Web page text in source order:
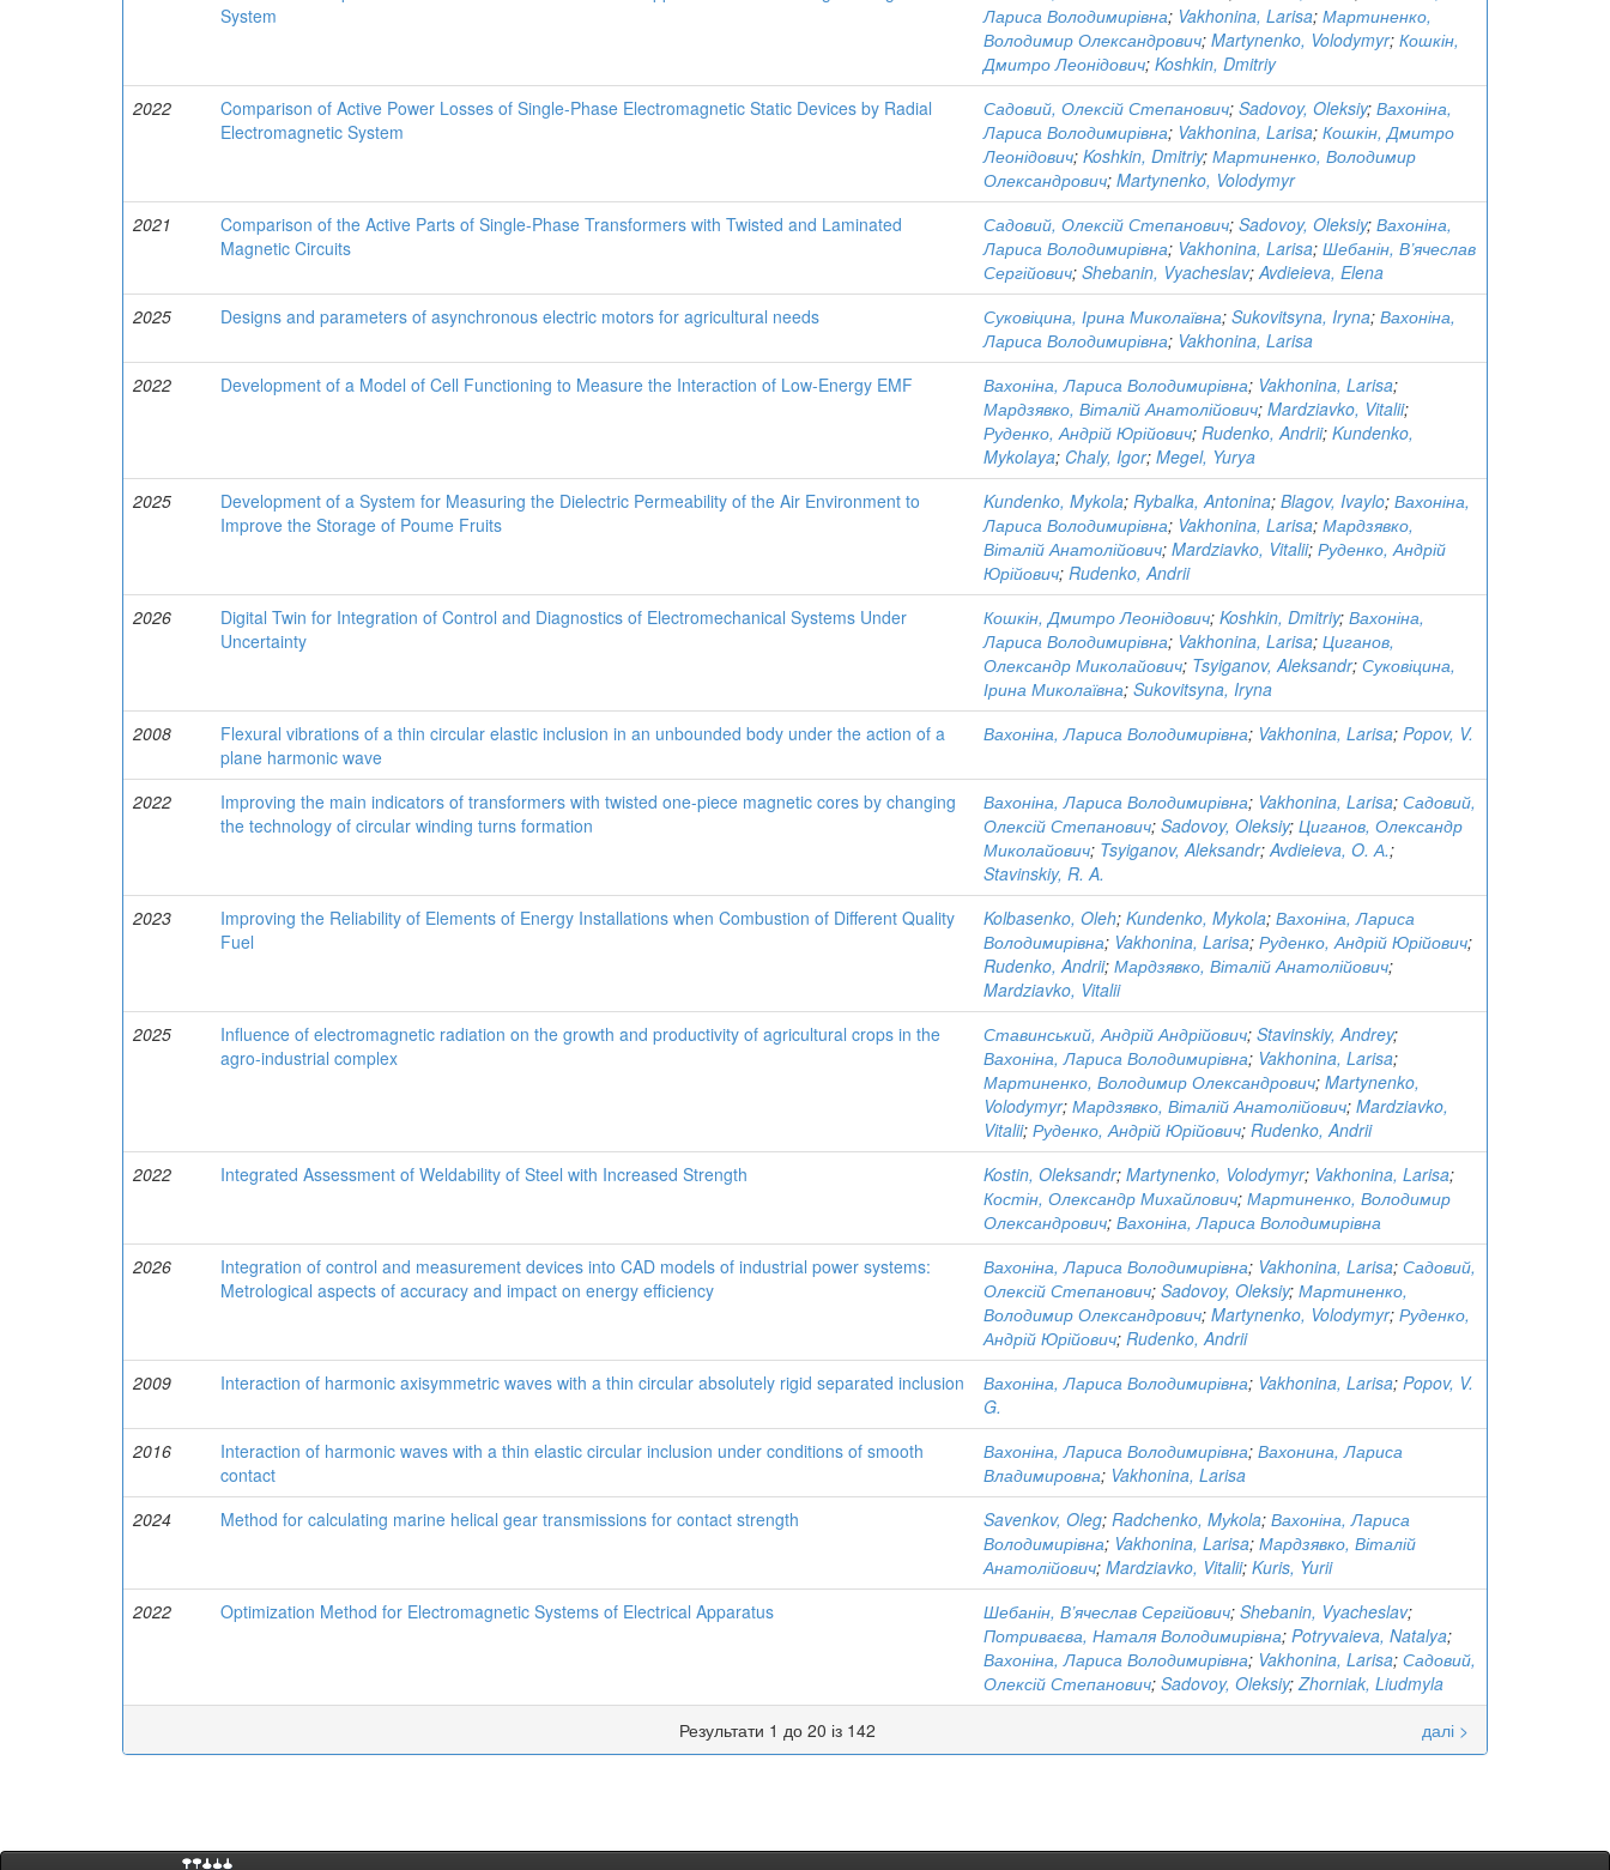
System
Лариса Володимирівна; Vakhonina, Larisa; Мартиненко,
Володимир Олександрович; Martynenko, Volodymyr; Кошкін,
Дмитро Леонідович; Koshkin, Dmitriy
2022
Comparison of Active Power Losses of Single-Phase Electromagnetic Static Devices by Radial
Electromagnetic System
Садовий, Олексій Степанович; Sadovoy, Oleksiy; Вахоніна,
Лариса Володимирівна; Vakhonina, Larisa; Кошкін, Дмитро
Леонідович; Koshkin, Dmitriy; Мартиненко, Володимир
Олександрович; Martynenko, Volodymyr
2021
Comparison of the Active Parts of Single-Phase Transformers with Twisted and Laminated
Magnetic Circuits
Садовий, Олексій Степанович; Sadovoy, Oleksiy; Вахоніна,
Лариса Володимирівна; Vakhonina, Larisa; Шебанін, В’ячеслав
Сергійович; Shebanin, Vyacheslav;Avdieieva, Elena
2025
Designs and parameters of asynchronous electric motors for agricultural needs Суковіцина, Ірина Миколаївна; Sukovitsyna, Iryna; Вахоніна,
Лариса Володимирівна; Vakhonina, Larisa
2022
Development of a Model of Cell Functioning to Measure the Interaction of Low-Energy EMF Вахоніна, Лариса Володимирівна; Vakhonina, Larisa;
Мардзявко, Віталій Анатолійович; Mardziavko, Vitalii;
Руденко, Андрій Юрійович; Rudenko, Andrii; Kundenko,
Mykolaya; Chaly, Igor; Megel, Yurya
2025
Development of a System for Measuring the Dielectric Permeability of the Air Environment to
Improve the Storage of Poume Fruits
Kundenko, Mykola; Rybalka, Antonina; Blagov, Ivaylo; Вахоніна,
Лариса Володимирівна; Vakhonina, Larisa; Мардзявко,
Віталій Анатолійович; Mardziavko, Vitalii; Руденко, Андрій
Юрійович; Rudenko, Andrii
2026
Digital Twin for Integration of Control and Diagnostics of Electromechanical Systems Under
Uncertainty
Кошкін, Дмитро Леонідович; Koshkin, Dmitriy; Вахоніна,
Лариса Володимирівна; Vakhonina, Larisa; Циганов,
Олександр Миколайович; Tsyiganov, Aleksandr; Суковіцина,
Ірина Миколаївна; Sukovitsyna, Iryna
2008
Flexural vibrations of a thin circular elastic inclusion in an unbounded body under the action of a
plane harmonic wave
Вахоніна, Лариса Володимирівна; Vakhonina, Larisa; Popov, V.
2022
Improving the main indicators of transformers with twisted one-piece magnetic cores by changing
the technology of circular winding turns formation
Вахоніна, Лариса Володимирівна; Vakhonina, Larisa; Садовий,
Олексій Степанович; Sadovoy, Oleksiy; Циганов, Олександр
Миколайович; Tsyiganov, Aleksandr;Avdieieva, O. А.;
Stavinskiy, R. A.
2023
Improving the Reliability of Elements of Energy Installations when Combustion of Different Quality
Fuel
Kolbasenko, Oleh; Kundenko, Mykola; Вахоніна, Лариса
Володимирівна; Vakhonina, Larisa; Руденко, Андрій Юрійович;
Rudenko, Andrii; Мардзявко, Віталій Анатолійович;
Mardziavko, Vitalii
2025
Influence of electromagnetic radiation on the growth and productivity of agricultural crops in the
agro-industrial complex
Ставинський, Андрій Андрійович; Stavinskiy, Andrey;
Вахоніна, Лариса Володимирівна; Vakhonina, Larisa;
Мартиненко, Володимир Олександрович; Martynenko,
Volodymyr; Мардзявко, Віталій Анатолійович; Mardziavko,
Vitalii; Руденко, Андрій Юрійович; Rudenko, Andrii
2022
Integrated Assessment of Weldability of Steel with Increased Strength Kostin, Oleksandr; Martynenko, Volodymyr; Vakhonina, Larisa;
Костін, Олександр Михайлович; Мартиненко, Володимир
Олександрович; Вахоніна, Лариса Володимирівна
2026
Integration of control and measurement devices into CAD models of industrial power systems:
Metrological aspects of accuracy and impact on energy efficiency
Вахоніна, Лариса Володимирівна; Vakhonina, Larisa; Садовий,
Олексій Степанович; Sadovoy, Oleksiy; Мартиненко,
Володимир Олександрович; Martynenko, Volodymyr; Руденко,
Андрій Юрійович; Rudenko, Andrii
2009
Interaction of harmonic axisymmetric waves with a thin circular absolutely rigid separated inclusion Вахоніна, Лариса Володимирівна; Vakhonina, Larisa; Popov, V.
G.
2016
Interaction of harmonic waves with a thin elastic circular inclusion under conditions of smooth
contact
Вахоніна, Лариса Володимирівна; Вахонина, Лариса
Владимировна; Vakhonina, Larisa
2024
Method for calculating marine helical gear transmissions for contact strength Savenkov, Oleg; Radchenko, Mуkola; Вахоніна, Лариса
Володимирівна; Vakhonina, Larisa; Мардзявко, Віталій
Анатолійович; Mardziavko, Vitalii; Kuris, Yurii
2022
Optimization Method for Electromagnetic Systems of Electrical Apparatus Шебанін, В’ячеслав Сергійович; Shebanin, Vyacheslav;
Потриваєва, Наталя Володимирівна; Potryvaieva, Natalya;
Вахоніна, Лариса Володимирівна; Vakhonina, Larisa; Садовий,
Олексій Степанович; Sadovoy, Oleksiy;Zhorniak, Liudmyla
Результати 1 до 20 із 142
далі >